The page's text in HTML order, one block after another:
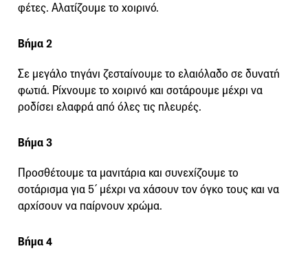
φέτες. Αλατίζουμε το χοιρινό.
Βήμα 2
Σε μεγάλο τηγάνι ζεσταίνουμε το ελαιόλαδο σε δυνατή
φωτιά. Ρίχνουμε το χοιρινό και σοτάρουμε μέχρι να
ροδίσει ελαφρά από όλες τις πλευρές.
Βήμα 3
Προσθέτουμε τα μανιτάρια και συνεχίζουμε το
σοτάρισμα για 5΄ μέχρι να χάσουν τον όγκο τους και να
αρχίσουν να παίρνουν χρώμα.
Βήμα 4